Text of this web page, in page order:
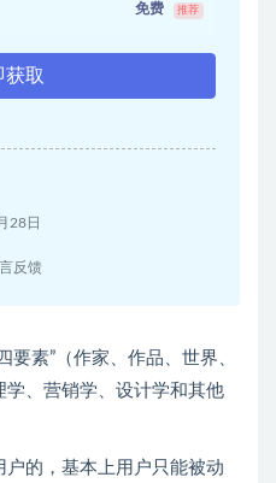
免费 推荐
获取
28日
反馈
要素”（作家、作品、世界、
、营销学、设计学和其他
的，基本上用户只能被动